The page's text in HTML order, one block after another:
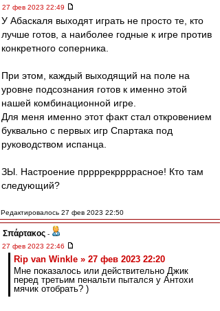
27 фев 2023 22:49
У Абаскаля выходят играть не просто те, кто
лучше готов, а наиболее годные к игре против
конкретного соперника.
При этом, каждый выходящий на поле на
уровне подсознания готов к именно этой
нашей комбинационной игре.
Для меня именно этот факт стал откровением
буквально с первых игр Спартака под
руководством испанца.
ЗЫ. Настроение пррррекррррасное! Кто там
следующий?
Редактировалось 27 фев 2023 22:50
Σπάρτακος -
27 фев 2023 22:46
Rip van Winkle » 27 фев 2023 22:20
Мне показалось или действительно Джик
перед третьим пенальти пытался у Антохи
мячик отобрать? )